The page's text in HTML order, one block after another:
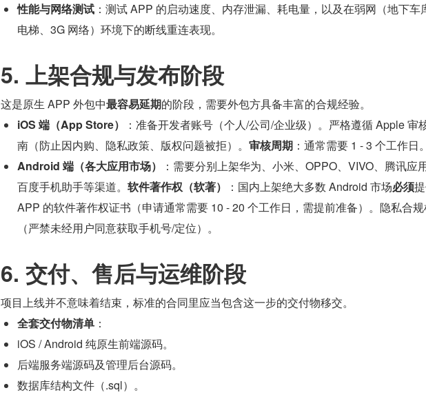
性能与网络测试 ：测试 APP 的启动速度、内存泄漏、耗电量，以及在弱网（地下车
电梯、3G 网络）环境下的断线重连表现。
5. 上架合规与发布阶段
这是原生 APP 外包中最容易延期的阶段，需要外包方具备丰富的合规经验。
iOS 端（App Store）
：准备开发者账号（个人/公司/企业级）。严格遵循 Apple 审
南（防止因内购、隐私政策、版权问题被拒）。 审核周期 ：通常需要 1 - 3 个工作日
Android 端（各大应用市场）
：需要分别上架华为、小米、OPPO、VIVO、腾讯应
百度手机助手等渠道。 软件著作权（软著） ：国内上架绝大多数 Android 市场必须
APP 的软件著作权证书（申请通常需要 10 - 20 个工作日，需提前准备）。隐私合
（严禁未经用户同意获取手机号/定位）。
6. 交付、售后与运维阶段
项目上线并不意味着结束，标准的合同里应当包含这一步的交付物移交。
全套交付物清单 ：
iOS / Android 纯原生前端源码。
后端服务端源码及管理后台源码。
数据库结构文件（.sql）。